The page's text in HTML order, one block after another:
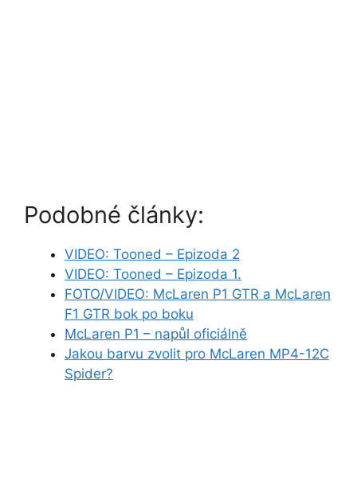
Podobné články:
VIDEO: Tooned – Epizoda 2
VIDEO: Tooned – Epizoda 1.
FOTO/VIDEO: McLaren P1 GTR a McLaren
F1 GTR bok po boku
McLaren P1 – napůl oficiálně
Jakou barvu zvolit pro McLaren MP4-12C
Spider?